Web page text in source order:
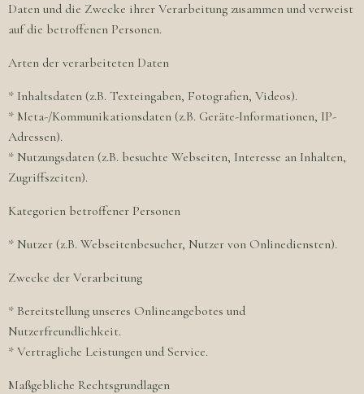
Daten und die Zwecke ihrer Verarbeitung zusammen und verweist
auf die betroffenen Personen.
Arten der verarbeiteten Daten
* Inhaltsdaten (z.B. Texteingaben, Fotografien, Videos).
* Meta-/Kommunikationsdaten (z.B. Geräte-Informationen, IP-
Adressen).
* Nutzungsdaten (z.B. besuchte Webseiten, Interesse an Inhalten,
Zugriffszeiten).
Kategorien betroffener Personen
* Nutzer (z.B. Webseitenbesucher, Nutzer von Onlinediensten).
Zwecke der Verarbeitung
* Bereitstellung unseres Onlineangebotes und
Nutzerfreundlichkeit.
* Vertragliche Leistungen und Service.
Maßgebliche Rechtsgrundlagen